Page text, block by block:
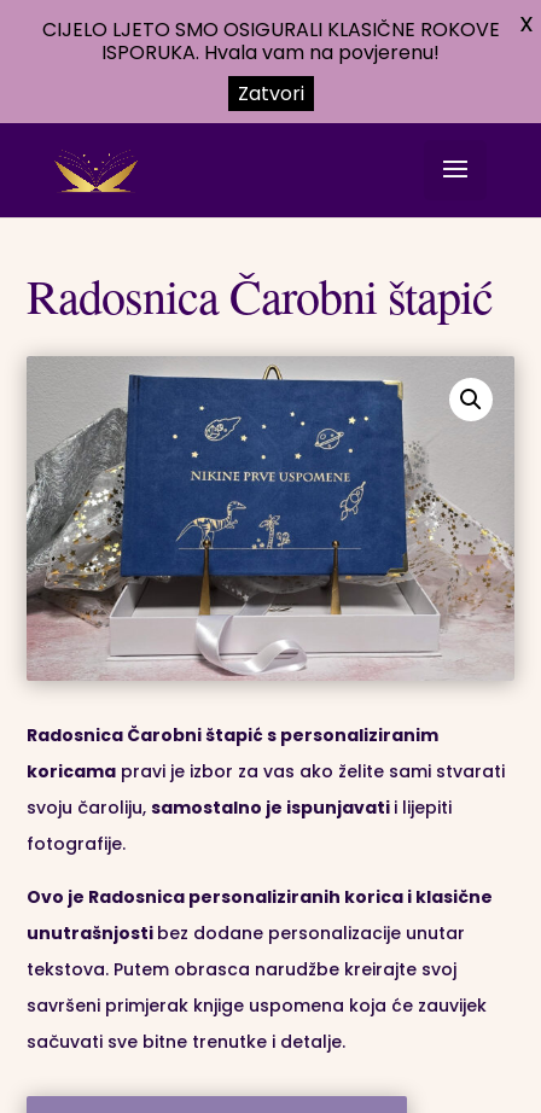
Radosnica Čarobni štapić
Radosnica Čarobni štapić s personaliziranim
koricama pravi je izbor za vas ako želite sami stvarati
svoju čaroliju,samostalno je ispunjavati i lijepiti
fotografije.
Ovo je Radosnica personaliziranih korica i klasične
unutrašnjosti bez dodane personalizacije unutar
tekstova. Putem obrasca narudžbe kreirajte svoj
savršeni primjerak knjige uspomena koja će zauvijek
sačuvati sve bitne trenutke i detalje.
CIJELO LJETO SMO OSIGURALI KLASIČNE ROKOVE
ISPORUKA. Hvala vam na povjerenu!
Zatvori
X